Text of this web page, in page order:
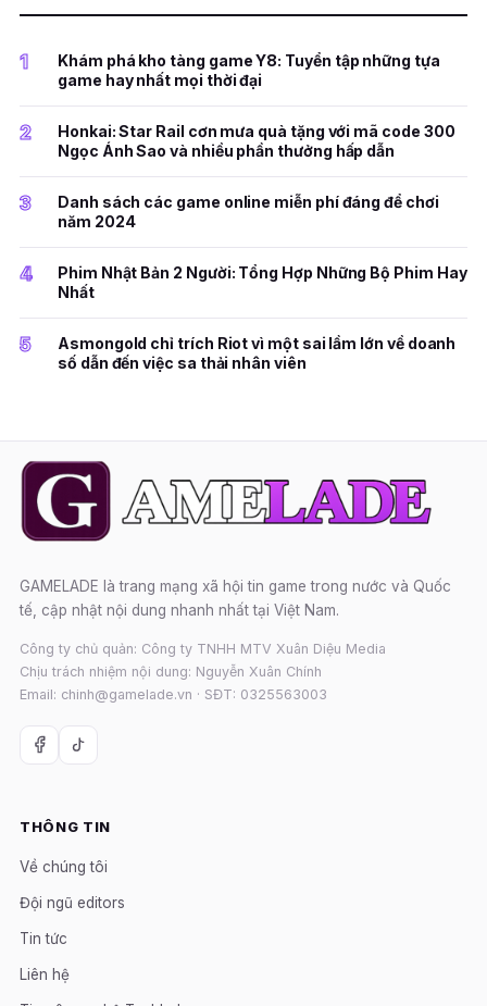
1
Khám phá kho tàng game Y8: Tuyển tập những tựa
game hay nhất mọi thời đại
2
Honkai: Star Rail cơn mưa quà tặng với mã code 300
Ngọc Ánh Sao và nhiều phần thưởng hấp dẫn
3
Danh sách các game online miễn phí đáng để chơi
năm 2024
4
Phim Nhật Bản 2 Người: Tổng Hợp Những Bộ Phim Hay
Nhất
5
Asmongold chỉ trích Riot vì một sai lầm lớn về doanh
số dẫn đến việc sa thải nhân viên
GAMELADE là trang mạng xã hội tin game trong nước và Quốc
tế, cập nhật nội dung nhanh nhất tại Việt Nam.
Công ty chủ quản: Công ty TNHH MTV Xuân Diệu Media
Chịu trách nhiệm nội dung: Nguyễn Xuân Chính
Email: chinh@gamelade.vn · SĐT: 0325563003
THÔNG TIN
Về chúng tôi
Đội ngũ editors
Tin tức
Liên hệ